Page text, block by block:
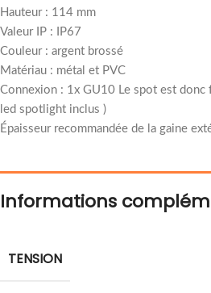
Hauteur : 114 mm
Valeur IP : IP67
Couleur : argent brossé
Matériau : métal et PVC
Connexion : 1x GU10 Le spot est donc
led spotlight inclus )
Épaisseur recommandée de la gaine
Informations
TENSION